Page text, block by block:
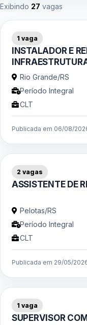
Exibindo 27 vagas
1 vaga
INSTALADOR E
Rio Grande/RS
Período Integral
CLT
Publicada em 06/08/
2 vagas
ASSISTENTE DE
Pelotas/RS
Período Integral
CLT
Publicada em 29/05/
1 vaga
SUPERVISOR